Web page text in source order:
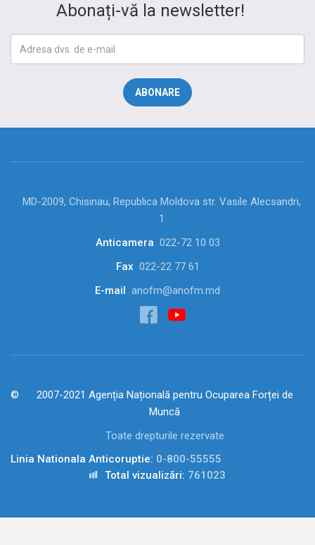
Abonați-vă la newsletter!
MD-2009, Chisinau, Republica Moldova str. Vasile Alecsandri,
1
Anticamera 022-72 10 03
Fax 022-22 77 61
E-mail
anofm@anofm.md
2007-2021 Agenția Națională pentru Ocuparea Forței de
Muncă
Toate drepturile rezervate
Linia Nationala Anticoruptie: 0-800-55555
Total vizualizări: 761023